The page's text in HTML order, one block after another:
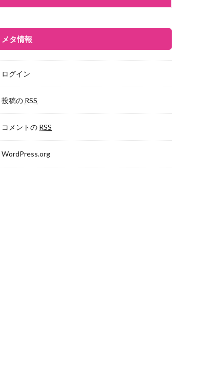
メタ情報
ログイン
投稿の RSS
コメントの RSS
WordPress.org